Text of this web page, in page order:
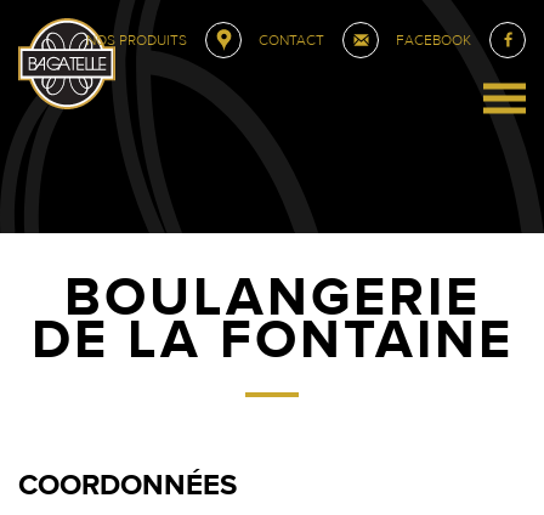
NOS PRODUITS CONTACT FACEBOOK
BOULANGERIE
DE LA FONTAINE
COORDONNÉES